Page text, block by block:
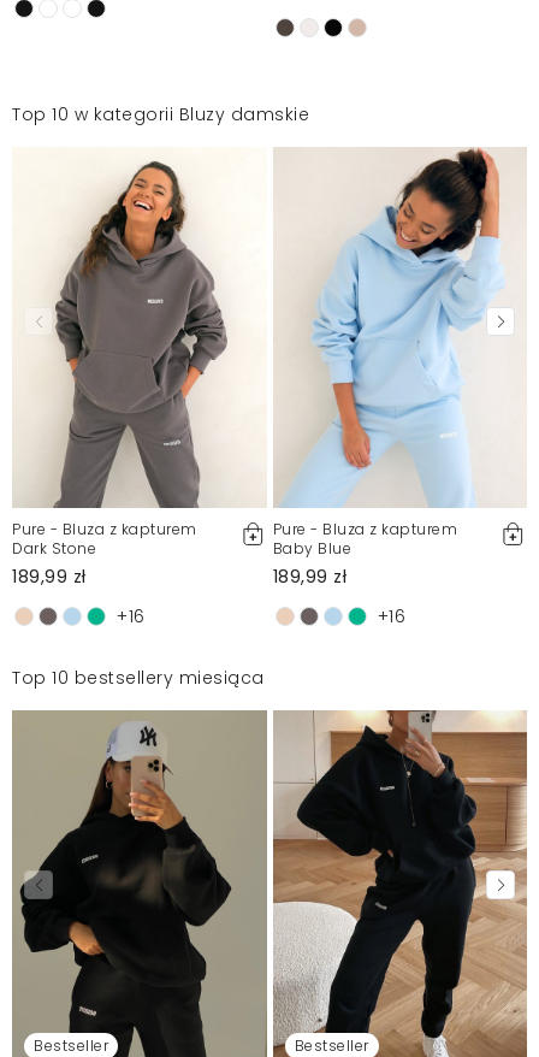
Top 10 w kategorii Bluzy damskie
Pure - Bluza z kapturem
Dark Stone
189,99 zł
+16
Pure - Bluza z kapturem
Baby Blue
189,99 zł
+16
Top 10 bestsellery miesiąca
Bestseller Bestseller